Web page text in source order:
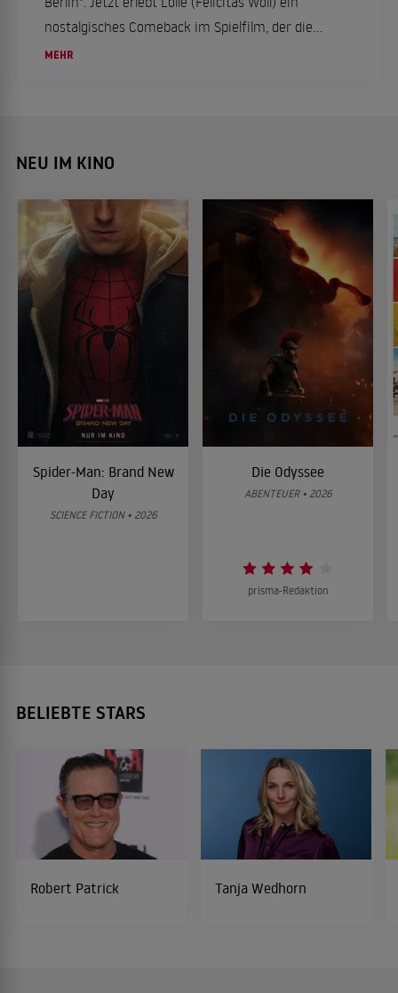
nostalgisches Comeback im Spielfilm, der die
Fans erneut in ihren Bann zieht.
MEHR
NEU IM KINO
Spider-Man: Brand New
Day
SCIENCE FICTION • 2026
Die Odyssee
ABENTEUER • 2026
prisma-Redaktion
BELIEBTE STARS
Robert Patrick Tanja Wedhorn